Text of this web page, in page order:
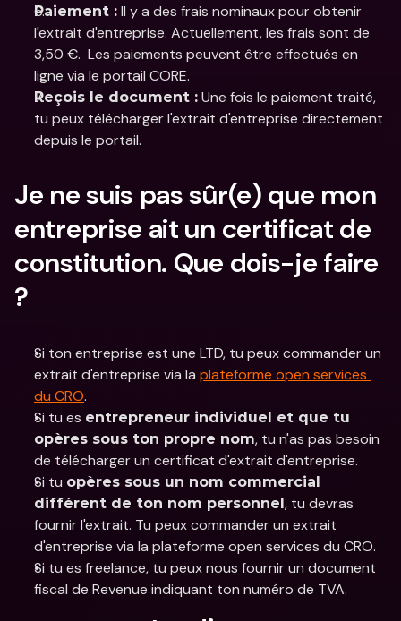
Paiement : Il y a des frais nominaux pour obtenir
l'extrait d'entreprise. Actuellement, les frais sont de
3,50 €. ​ Les paiements peuvent être effectués en
ligne via le portail CORE.
Reçois le document : Une fois le paiement traité,
tu peux télécharger l'extrait d'entreprise directement
depuis le portail.
Je ne suis pas sûr(e) que mon
entreprise ait un certificat de
constitution. Que dois-je faire
?
Si ton entreprise est une LTD, tu peux commander un
extrait d'entreprise via la plateforme open services
du CRO.
Si tu es entrepreneur individuel et que tu
opères sous ton propre nom, tu n'as pas besoin
de télécharger un certificat d'extrait d'entreprise.
Si tu opères sous un nom commercial
différent de ton nom personnel, tu devras
fournir l'extrait. Tu peux commander un extrait
d'entreprise via la plateforme open services du CRO.
Si tu es freelance, tu peux nous fournir un document
fiscal de Revenue indiquant ton numéro de TVA.